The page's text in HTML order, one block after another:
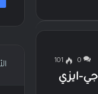
0
101
ايزي